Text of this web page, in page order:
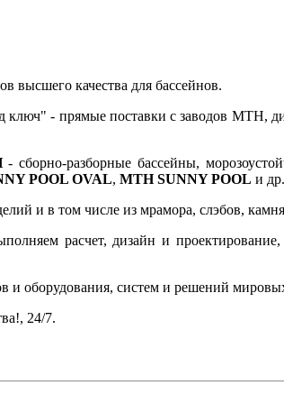
высшего качества для бассейнов.
- прямые поставки с заводов MTH,
- сборно-разборные бассейны,
POOL OVAL, MTH SUNNY POOL и др.
и в том числе из мрамора, слэбов,
расчет, дизайн и
и оборудования, систем и решений
24/7.